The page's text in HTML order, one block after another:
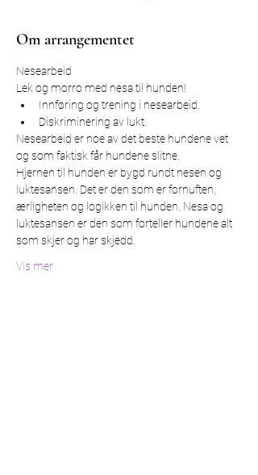
Om arrangementet
Nesearbeid
Lek og morro med nesa til hunden!
Innføring og trening i nesearbeid.
Diskriminering av lukt.
Nesearbeid er noe av det beste hundene vet
og som faktisk får hundene slitne.
Hjernen til hunden er bygd rundt nesen og
luktesansen. Det er den som er fornuften,
ærligheten og logikken til hunden. Nesa og
luktesansen er den som forteller hundene alt
som skjer og har skjedd.
Vis mer